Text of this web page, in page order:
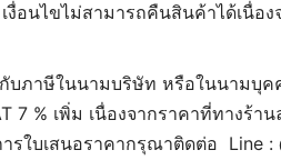
งื่อนไขไม่สามารถคืนสินค้าได้เนื่อง
บภาษีในนามบริษัท หรือในนามบุค
7 % เพิ่ม เนื่องจากราคาที่ทางร้าน
รใบเสนอราคากรุณาติดต่อ Line :